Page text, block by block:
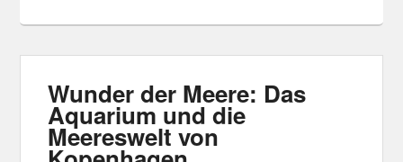
Wunder der Meere: Das
Aquarium und die
Meereswelt von